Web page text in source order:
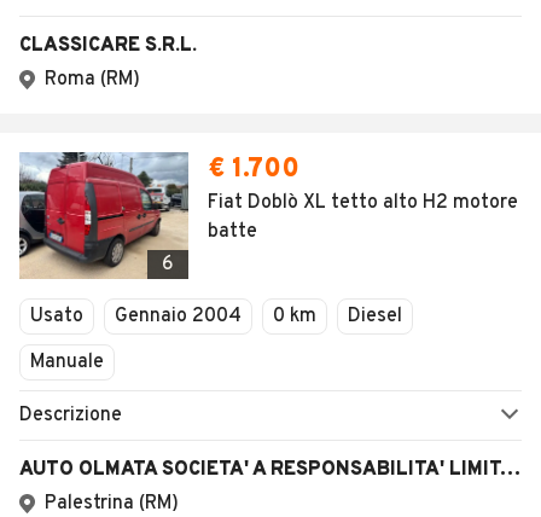
CLASSICARE S.R.L.
Roma (RM)
6
€ 1.700
Fiat Doblò XL tetto alto H2 motore
batte
Usato Gennaio 2004 0 km
Diesel
Manuale
Descrizione
AUTO OLMATA SOCIETA' A RESPONSABILITA' LIMITATA SEMPLIFICATA
Palestrina (RM)